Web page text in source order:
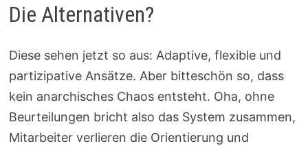
Die Alternativen?
Diese sehen jetzt so aus: Adaptive, flexible und
partizipative Ansätze. Aber bitteschön so, dass
kein anarchisches Chaos entsteht. Oha, ohne
Beurteilungen bricht also das System zusammen,
Mitarbeiter verlieren die Orientierung und